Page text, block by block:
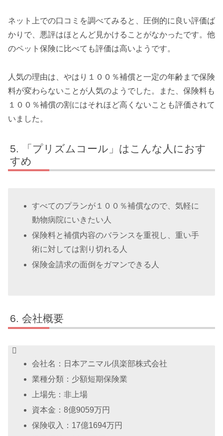
ネット上での口コミを調べてみると、圧倒的に良い評価ば
かりで、悪評はほとんど見かけることがなかったです。他
のペット保険に比べても評価は高いようです。
人気の理由は、やはり１００％補償と一定の年齢まで保険
料が変わらないことが人気のようでした。また、保険料も
１００％補償の割にはそれほど高くないことも評価されて
いました。
「プリズムコール」はこんな人におす
すめ
すべてのプランが１００％補償なので、気軽に
動物病院にいきたい人
保険料と補償内容のバランスを重視し、重い手
術に対しては割り切れる人
保険金請求の面倒をガマンできる人
会社概要
会社名：日本アニマル倶楽部株式会社
業種分類：少額短期保険業
上場先：非上場
資本金：8億9059万円
保険収入：17億1694万円